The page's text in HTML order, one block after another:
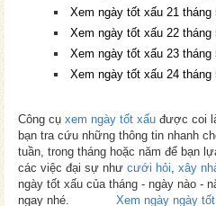
Xem ngày tốt xấu 21 tháng
Xem ngày tốt xấu 22 tháng
Xem ngày tốt xấu 23 tháng
Xem ngày tốt xấu 24 tháng
Công cụ xem ngày tốt xấu được coi
bạn tra cứu những thông tin nhanh
tuần, trong tháng hoặc năm để bạn
các việc đại sự như cưới hỏi, xây
ngày tốt xấu của tháng - ngày nào -
ngay nhé.
Xem ngày ngày